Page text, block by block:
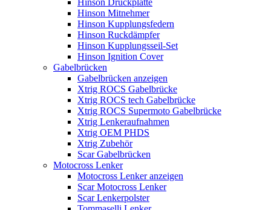
Hinson Druckplatte
Hinson Mitnehmer
Hinson Kupplungsfedern
Hinson Ruckdämpfer
Hinson Kupplungsseil-Set
Hinson Ignition Cover
Gabelbrücken
Gabelbrücken anzeigen
Xtrig ROCS Gabelbrücke
Xtrig ROCS tech Gabelbrücke
Xtrig ROCS Supermoto Gabelbrücke
Xtrig Lenkeraufnahmen
Xtrig OEM PHDS
Xtrig Zubehör
Scar Gabelbrücken
Motocross Lenker
Motocross Lenker anzeigen
Scar Motocross Lenker
Scar Lenkerpolster